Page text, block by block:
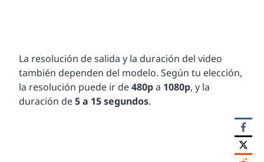
La resolución de salida y la duración del video
también dependen del modelo. Según tu elección,
la resolución puede ir de480pa 1080p, y la
duración de5 a 15 segundos.